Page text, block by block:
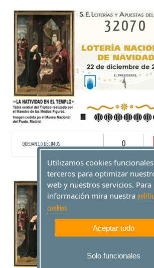
32070
QUEDAN 10 DÉCIMOS
33523
Utilizamos cookies
terceros para optimizar
web y nuestros servicios. Para
información mira nuestra
cookies
Aceptar todo
Solo funcionales